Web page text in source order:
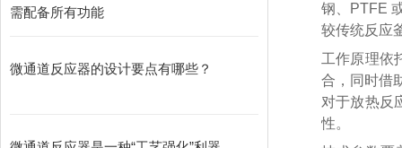
钢、PTFE
较传统反应
工作原理依
合，同时借
对于放热反
性。
需配备所有功能
微通道反应器的设计要点有哪些？